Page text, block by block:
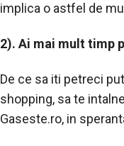
implica o astfel de
2). Ai mai mult timp
De ce sa iti petreci
shopping, sa te
Gaseste.ro, in